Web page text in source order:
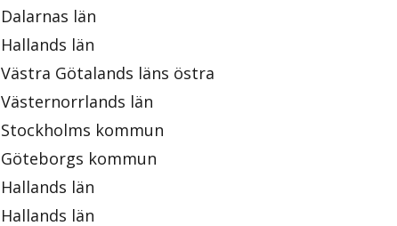
Dalarnas län
Hallands län
Västra Götalands läns östra
Västernorrlands län
Stockholms kommun
Göteborgs kommun
Hallands län
Hallands län